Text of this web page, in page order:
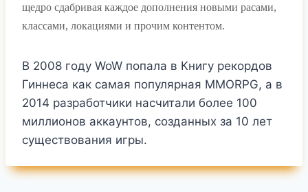
щедро сдабривая каждое дополнения новыми расами,
классами, локациями и прочим контентом.
В 2008 году WoW попала в Книгу рекордов
Гиннеса как самая популярная MMORPG, а в
2014 разработчики насчитали более 100
миллионов аккаунтов, созданных за 10 лет
существования игры.